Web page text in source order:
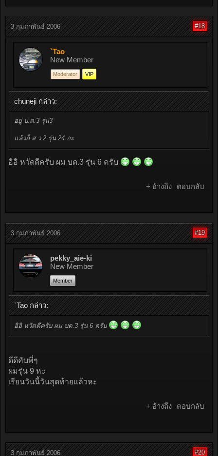
3 กุมภาพันธ์ 2006 #18
`Tao
New Member
Moderator VIP
chuneji กล่าว:
อยู่ บ.ด.3 รุ่น3
แล้วก็ ส.ว.2 รุ่น 24 อะ
อิอิ หวัดดีครับ ผม บด.3 รุ่น 6 ครับ
+ อ้างถึง ตอบกลับ
3 กุมภาพันธ์ 2006 #19
pekky_aie-ki
New Member
Member
`Tao กล่าว:
อิอิ หวัดดีครับ ผม บด.3 รุ่น 6 ครับ
ดีดีคับพี่ๆ
ผมรุ่น 9 หะ
เรียนวันนี้วันสุดท้ายแล้วหะ
+ อ้างถึง ตอบกลับ
3 กุมภาพันธ์ 2006 #20